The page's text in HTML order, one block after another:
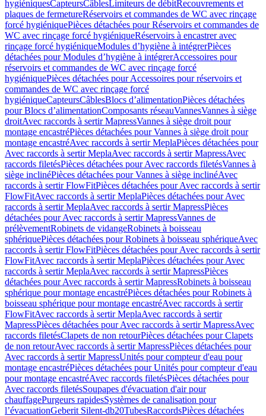
hygiéniquesCapteursCâblesLimiteurs de débitRecouvrements et
plaques de fermetureRéservoirs et commandes de WC avec rinçage
forcé hygiéniquePièces détachées pour Réservoirs et commandes de
WC avec rinçage forcé hygiéniqueRéservoirs à encastrer avec
rinçage forcé hygiéniqueModules d’hygiène à intégrerPièces
détachées pour Modules d’hygiène à intégrerAccessoires pour
réservoirs et commandes de WC avec rinçage forcé
hygiéniquePièces détachées pour Accessoires pour réservoirs et
commandes de WC avec rinçage forcé
hygiéniqueCapteursCâblesBlocs d’alimentationPièces détachées
pour Blocs d’alimentationComposants réseauVannesVannes à siège
droitAvec raccords à sertir MapressVannes à siège droit pour
montage encastréPièces détachées pour Vannes à siège droit pour
montage encastréAvec raccords à sertir MeplaPièces détachées pour
Avec raccords à sertir MeplaAvec raccords à sertir MapressAvec
raccords filetésPièces détachées pour Avec raccords filetésVannes à
siège inclinéPièces détachées pour Vannes à siège inclinéAvec
raccords à sertir FlowFitPièces détachées pour Avec raccords à sertir
FlowFitAvec raccords à sertir MeplaPièces détachées pour Avec
raccords à sertir MeplaAvec raccords à sertir MapressPièces
détachées pour Avec raccords à sertir MapressVannes de
prélèvementRobinets de vidangeRobinets à boisseau
sphériquePièces détachées pour Robinets à boisseau sphériqueAvec
raccords à sertir FlowFitPièces détachées pour Avec raccords à sertir
FlowFitAvec raccords à sertir MeplaPièces détachées pour Avec
raccords à sertir MeplaAvec raccords à sertir MapressPièces
détachées pour Avec raccords à sertir MapressRobinets à boisseau
sphérique pour montage encastréPièces détachées pour Robinets à
boisseau sphérique pour montage encastréAvec raccords à sertir
FlowFitAvec raccords à sertir MeplaAvec raccords à sertir
MapressPièces détachées pour Avec raccords à sertir MapressAvec
raccords filetésClapets de non retourPièces détachées pour Clapets
de non retourAvec raccords à sertir MapressPièces détachées pour
Avec raccords à sertir MapressUnités pour compteur d'eau pour
montage encastréPièces détachées pour Unités pour compteur d'eau
pour montage encastréAvec raccords filetésPièces détachées pour
Avec raccords filetésSoupapes d'évacuation d'air pour
chauffagePurgeurs rapidesSystèmes de canalisation pour
l’évacuationGeberit Silent-db20TubesRaccordsPièces détachées